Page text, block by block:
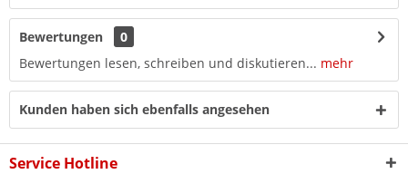
Bewertungen
0
Bewertungen lesen, schreiben und diskutieren... mehr
Kunden haben sich ebenfalls angesehen
Service Hotline